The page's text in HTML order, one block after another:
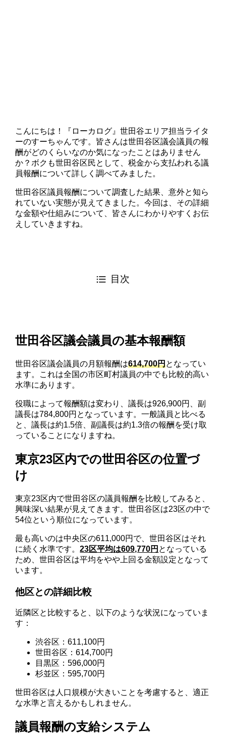
こんにちは！『ローカログ』世田谷エリア担当ライタ
ーのすーちゃんです。皆さんは世田谷区議会議員の報
酬がどのくらいなのか気になったことはありません
か？ボクも世田谷区民として、税金から支払われる議
員報酬について詳しく調べてみました。
世田谷区議員報酬について調査した結果、意外と知ら
れていない実態が見えてきました。今回は、その詳細
な金額や仕組みについて、皆さんにわかりやすくお伝
えしていきますね。
目次
世田谷区議会議員の基本報酬額
世田谷区議会議員の月額報酬は614,700円となってい
ます。これは全国の市区町村議員の中でも比較的高い
水準にあります。
役職によって報酬額は変わり、議長は926,900円、副
議長は784,800円となっています。一般議員と比べる
と、議長は約1.5倍、副議長は約1.3倍の報酬を受け取
っていることになりますね。
東京23区内での世田谷区の位置づ
け
東京23区内で世田谷区の議員報酬を比較してみると、
興味深い結果が見えてきます。世田谷区は23区の中で
54位という順位になっています。
最も高いのは中央区の611,000円で、世田谷区はそれ
に続く水準です。23区平均は609,770円 となっている
ため、世田谷区は平均をやや上回る金額設定となって
います。
他区との詳細比較
近隣区と比較すると、以下のような状況になっていま
す：
渋谷区：611,100円
世田谷区：614,700円
目黒区：596,000円
杉並区：595,700円
世田谷区は人口規模が大きいことを考慮すると、適正
な水準と言えるかもしれません。
議員報酬の支給システム